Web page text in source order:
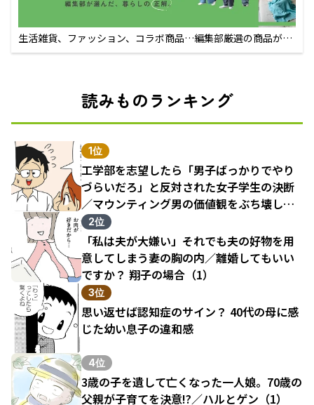
生活雑貨、ファッション、コラボ商品…編集部厳選の商品が買
えるECサイト
読みものランキング
1位
工学部を志望したら「男子ばっかりでやり
づらいだろ」と反対された女子学生の決断
／マウンティング男の価値観をぶち壊した
結果（1）
2位
「私は夫が大嫌い」それでも夫の好物を用
意してしまう妻の胸の内／離婚してもいい
ですか？ 翔子の場合（1）
3位
思い返せば認知症のサイン？ 40代の母に感
じた幼い息子の違和感
4位
3歳の子を遺して亡くなった一人娘。70歳の
父親が子育てを決意!?／ハルとゲン（1）